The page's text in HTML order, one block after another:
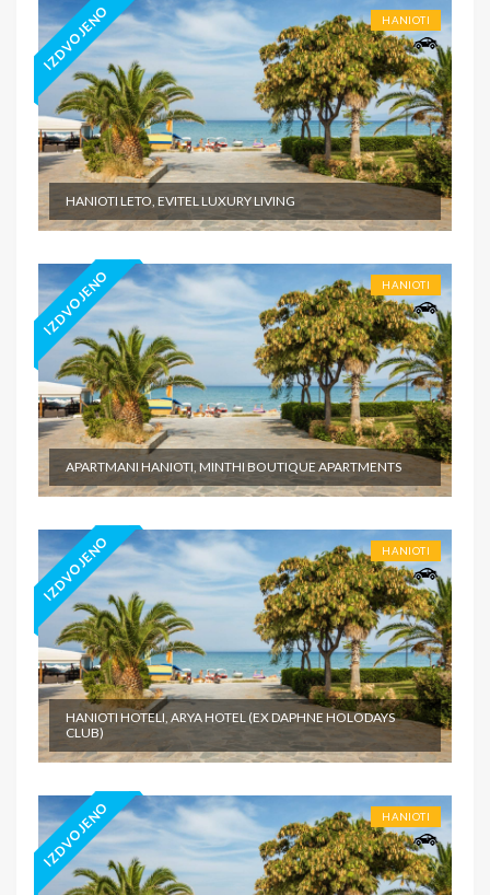
IZDVOJENO HANIOTI
HANIOTI LETO, EVITEL LUXURY LIVING
IZDVOJENO HANIOTI
APARTMANI HANIOTI, MINTHI BOUTIQUE APARTMENTS
IZDVOJENO HANIOTI
HANIOTI HOTELI, ARYA HOTEL (EX DAPHNE HOLODAYS
CLUB)
IZDVOJENO HANIOTI